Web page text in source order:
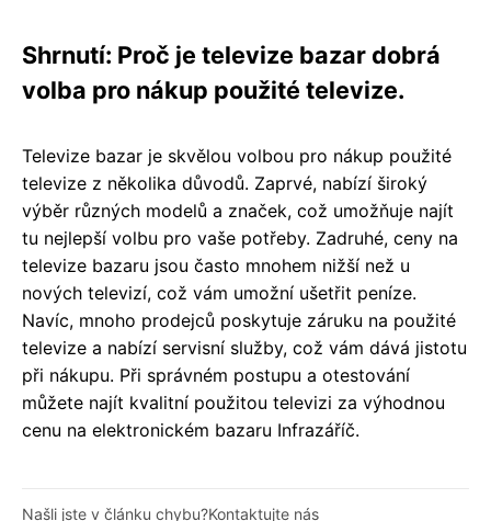
Shrnutí: Proč je televize bazar dobrá
volba pro nákup použité televize.
Televize bazar je skvělou volbou pro nákup použité
televize z několika důvodů. Zaprvé, nabízí široký
výběr různých modelů a značek, což umožňuje najít
tu nejlepší volbu pro vaše potřeby. Zadruhé, ceny na
televize bazaru jsou často mnohem nižší než u
nových televizí, což vám umožní ušetřit peníze.
Navíc, mnoho prodejců poskytuje záruku na použité
televize a nabízí servisní služby, což vám dává jistotu
při nákupu. Při správném postupu a otestování
můžete najít kvalitní použitou televizi za výhodnou
cenu na elektronickém bazaru Infrazáříč.
Našli jste v článku chybu?Kontaktujte nás